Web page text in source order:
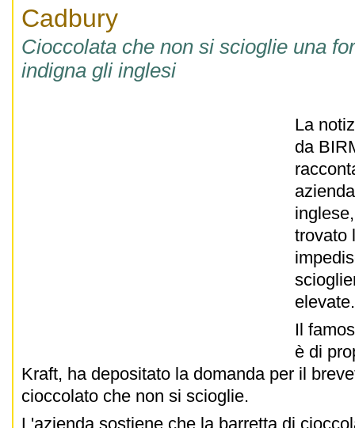
Cadbury
Cioccolata che non si scioglie una
indigna gli inglesi
La
da
trovato
Il
è di
Kraft, ha depositato la domanda per il
cioccolato che non si scioglie.
L'azienda sostiene che la barretta di